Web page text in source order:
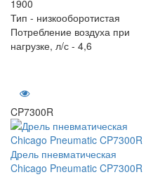
1900
Тип - низкооборотистая
Потребление воздуха при
нагрузке, л/с - 4,6
CP7300R
Дрель пневматическая
Chicago Pneumatic CP7300R